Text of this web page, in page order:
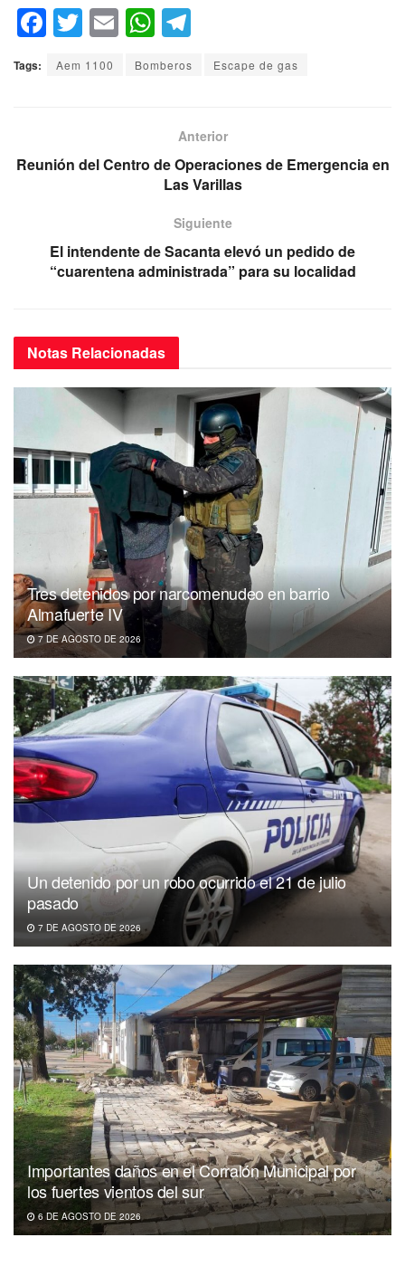
F
a
c
o
T
wi
tt
E
m
ail
W
h
at
p
p
e
a
m
Tags: Aem 1100 Bomberos Escape de gas
Anterior
Reunión del Centro de Operaciones de Emergencia en
Las Varillas
Siguiente
El intendente de Sacanta elevó un pedido de
“cuarentena administrada” para su localidad
Notas Relacionadas
Tres detenidos por narcomenudeo en barrio
Almafuerte IV
7 DE AGOSTO DE 2026
Un detenido por un robo ocurrido el 21 de julio
pasado
7 DE AGOSTO DE 2026
Importantes daños en el Corralón Municipal por
los fuertes vientos del sur
6 DE AGOSTO DE 2026